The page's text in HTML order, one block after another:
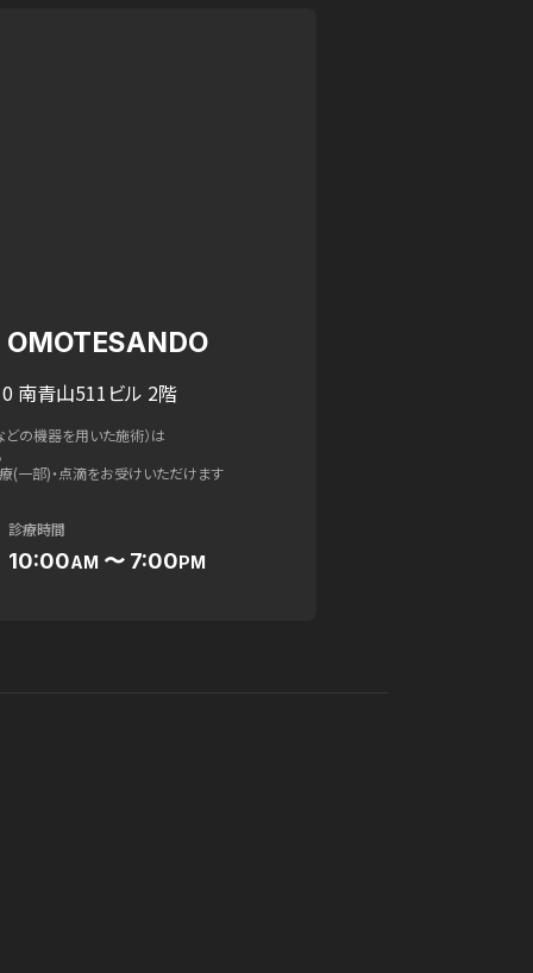
南青山511ビル 2階
の機器を用いた施術）は
一部)・点滴をお受けいただけます
診療時間
10:00AM 〜 7:00PM